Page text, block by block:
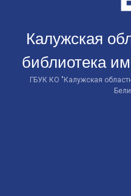
Калужская
библиотека
ГБУК КО "Калужская